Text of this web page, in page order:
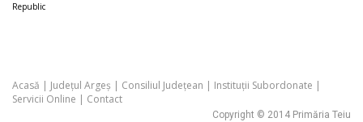
Republic
Acasă | Județul Argeș | Consiliul Județean | Instituții Subordonate |
Servicii Online | Contact
Copyright © 2014 Primăria Teiu